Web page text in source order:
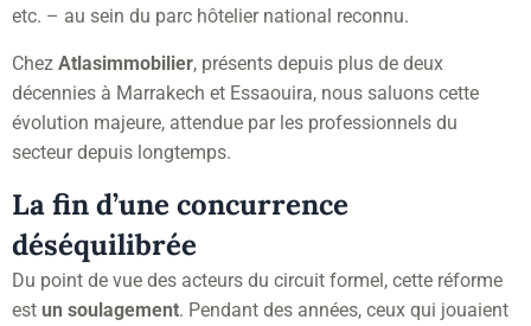
etc. – au sein du parc hôtelier national reconnu.
Chez Atlasimmobilier, présents depuis plus de deux
décennies à Marrakech et Essaouira, nous saluons cette
évolution majeure, attendue par les professionnels du
secteur depuis longtemps.
La fin d’une concurrence
déséquilibrée
Du point de vue des acteurs du circuit formel, cette réforme
est un soulagement. Pendant des années, ceux qui jouaient